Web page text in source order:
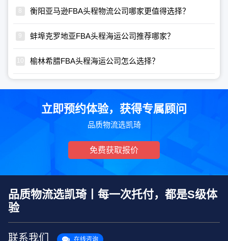
衡阳亚马逊FBA头程物流公司哪家更值得选择？
蚌埠克罗地亚FBA头程海运公司推荐哪家？
榆林希腊FBA头程海运公司怎么选择？
立即预约体验，获得专属顾问
品质物流选凯琦
免费获取报价
品质物流选凯琦丨每一次托付，都是S级体
验
联系我们 在线咨询